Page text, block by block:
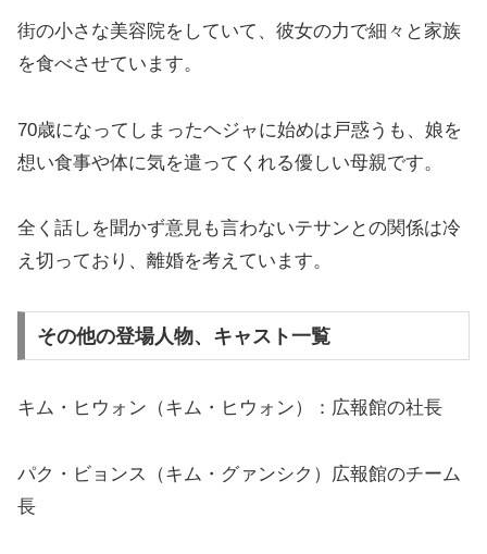
街の小さな美容院をしていて、彼女の力で細々と家族
を食べさせています。
70歳になってしまったヘジャに始めは戸惑うも、娘を
想い食事や体に気を遣ってくれる優しい母親です。
全く話しを聞かず意見も言わないテサンとの関係は冷
え切っており、離婚を考えています。
その他の登場人物、キャスト一覧
キム・ヒウォン（キム・ヒウォン）：広報館の社長
パク・ビョンス（キム・グァンシク）広報館のチーム
長